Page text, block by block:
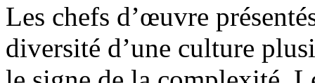
Les chefs d’œuvre
diversité d’une culture